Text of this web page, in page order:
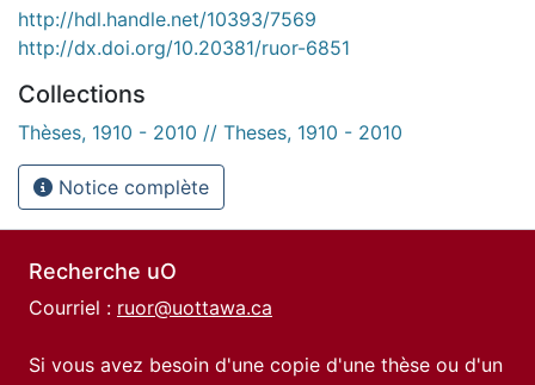
http://hdl.handle.net/10393/7569
http://dx.doi.org/10.20381/ruor-6851
Collections
Thèses, 1910 - 2010 // Theses, 1910 - 2010
Notice complète
Recherche uO
Courriel : ruor@uottawa.ca
Si vous avez besoin d'une copie d'une thèse ou d'un